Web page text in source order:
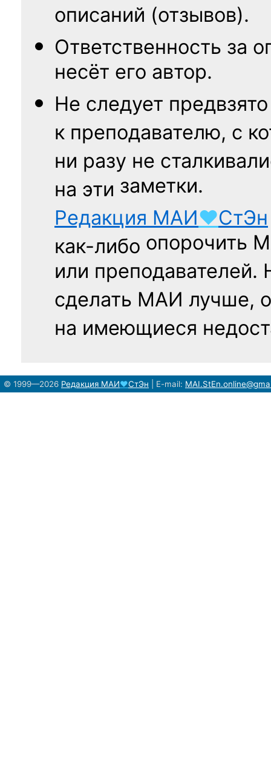
описаний (отзывов).
Ответственность за
несёт его автор.
Не следует
к преподавателю, с
ни разу не
на эти заметки.
Редакция МАИ♥СтЭн
как-либо опорочить
или
сделать МАИ лучше,
на имеющиеся
© 1999—2026 Редакция МАИ♥СтЭн E-mail: